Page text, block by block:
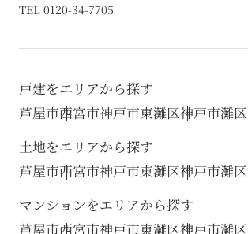
TEL 0120-34-7705
戸建をエリアから探す
芦屋市西宮市神戸市東灘区神戸市灘区
土地をエリアから探す
芦屋市西宮市神戸市東灘区神戸市灘区
マンションをエリアから探す
芦屋市西宮市神戸市東灘区神戸市灘区